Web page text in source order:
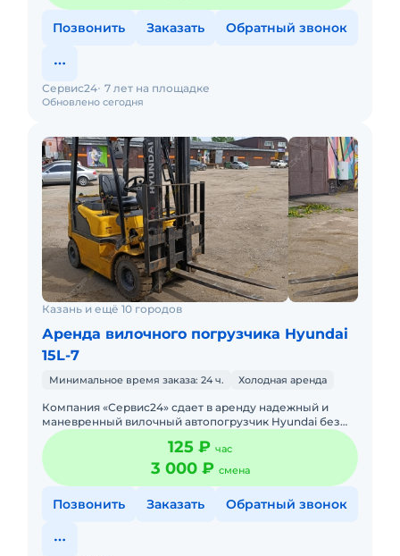
Позвонить Заказать Обратный звонок
Обновлено сегодня
Сервис24 7 лет на площадке
Казань и ещё 10 городов
Аренда вилочного погрузчика Hyundai
15L-7
Минимальное время заказа: 24 ч. Холодная аренда
Компания «Сервис24» сдает в аренду надежный и
маневренный вилочный автопогрузчик Hyundai без
оператора. Техника находится в Казани, полностью
обслуж
125 ₽ час
3 000 ₽ смена
Позвонить Заказать Обратный звонок